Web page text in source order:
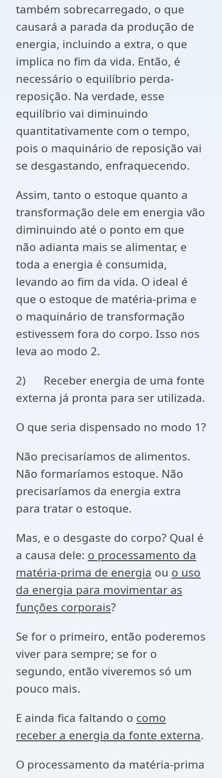
também sobrecarregado, o que
causará a parada da produção de
energia, incluindo a extra, o que
implica no fim da vida. Então, é
necessário o equilíbrio perda-
reposição. Na verdade, esse
equilíbrio vai diminuindo
quantitativamente com o tempo,
pois o maquinário de reposição vai
se desgastando, enfraquecendo.
Assim, tanto o estoque quanto a
transformação dele em energia vão
diminuindo até o ponto em que
não adianta mais se alimentar, e
toda a energia é consumida,
levando ao fim da vida. O ideal é
que o estoque de matéria-prima e
o maquinário de transformação
estivessem fora do corpo. Isso nos
leva ao modo 2.
2) Receber energia de uma fonte
externa já pronta para ser utilizada.
O que seria dispensado no modo 1?
Não precisaríamos de alimentos.
Não formaríamos estoque. Não
precisaríamos da energia extra
para tratar o estoque.
Mas, e o desgaste do corpo? Qual é
a causa dele: o processamento da
matéria-prima de energia ou o uso
da energia para movimentar as
funções corporais?
Se for o primeiro, então poderemos
viver para sempre; se for o
segundo, então viveremos só um
pouco mais.
E ainda fica faltando o como
receber a energia da fonte externa.
O processamento da matéria-prima